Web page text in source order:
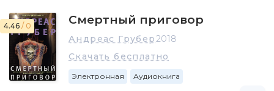
4.46 / 0 Смертный приговор
Андреас Грубер2018
Скачать бесплатно
Электронная Аудиокнига